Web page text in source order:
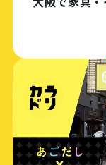
商材を絞っ
て […]